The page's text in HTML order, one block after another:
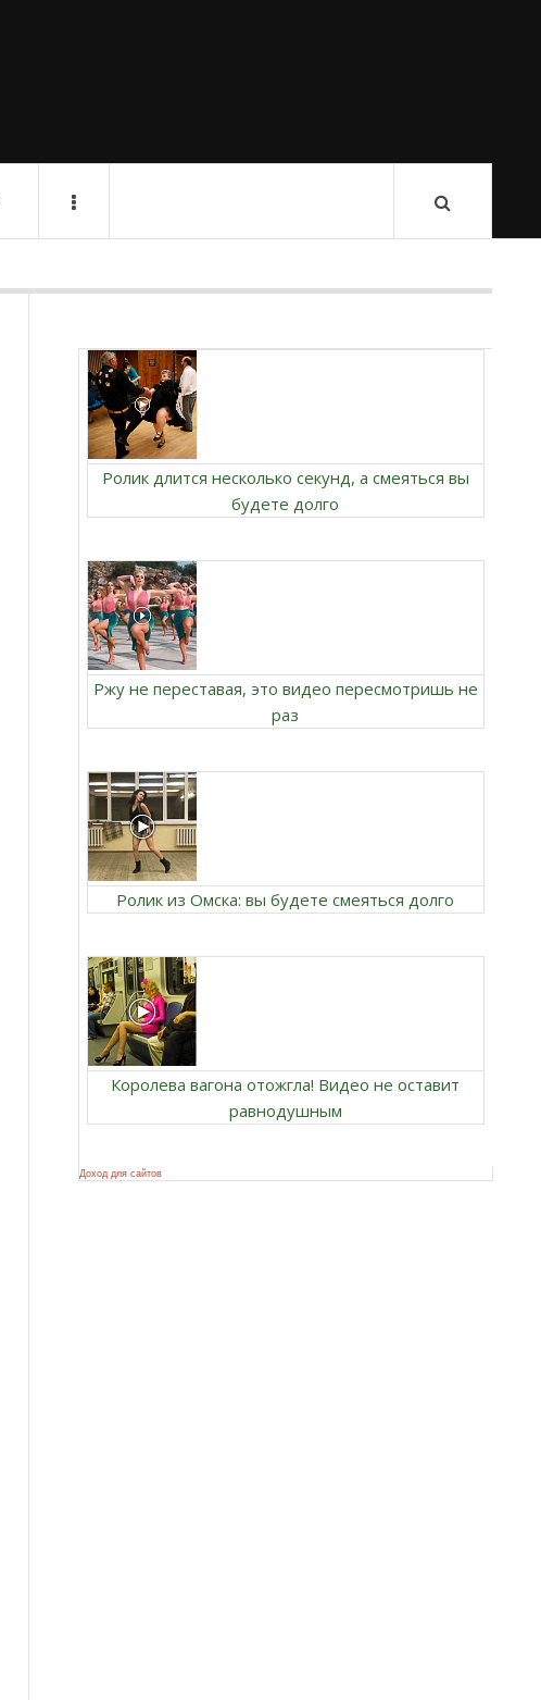
Ролик длится несколько секунд, а смеяться вы
будете долго
Ржу не переставая, это видео пересмотришь не
раз
Ролик из Омска: вы будете смеяться долго
Королева вагона отожгла! Видео не оставит
равнодушным
Доход для сайтов